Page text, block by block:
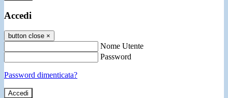
Accedi
button close ×
Nome Utente
Password
Password dimenticata?